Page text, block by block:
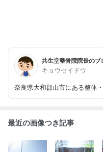
共生堂整骨院院長のブ
キョウセイドウ
奈良県大和郡山市にある整体
最近の画像つき記事